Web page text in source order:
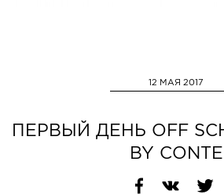
12 МАЯ 2017
ПЕРВЫЙ ДЕНЬ OFF
BY CONTE